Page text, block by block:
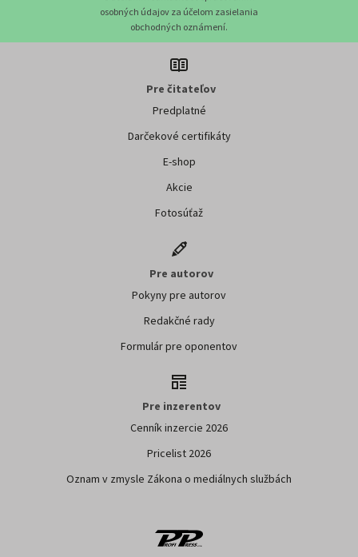
DENNÍK /
NEWSLETTER
Prihlásiť sa k
odberu
osobných údajov za účelom zasielania
Pre čitateľov
Predplatné
Darčekové certifikáty
E-shop
Akcie
Fotosúťaž
Pokyny pre autorov